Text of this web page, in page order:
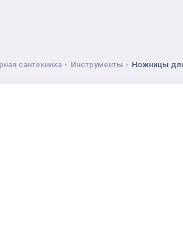
сантехника Инструменты Ножницы